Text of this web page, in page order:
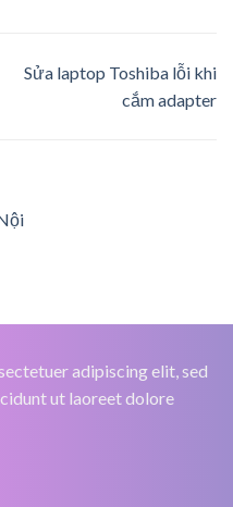
Sửa laptop Toshiba lỗi khi
cắm adapter
adipiscing elit, sed
ut laoreet dolore